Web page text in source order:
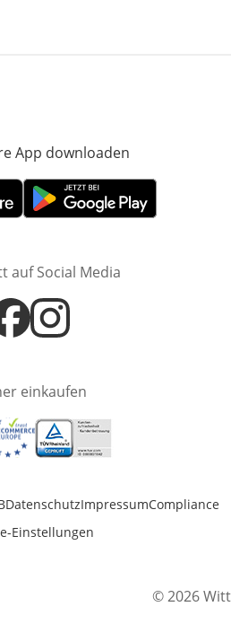
App downloaden
Fenster
Öffnet in neuem Fenster
auf Social Media
in neuem Fenster
Öffnet in neuem Fenster
einkaufen
neuem Fenster
in neuem Fenster
Öffnet in neuem Fenster
DatenschutzImpressumCompliance
Einstellungen
© 2026 Witt